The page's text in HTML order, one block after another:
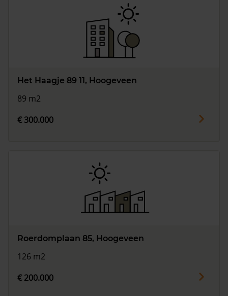
Het Haagje 89 11, Hoogeveen
89 m2
€ 300.000
Roerdomplaan 85, Hoogeveen
126 m2
€ 200.000